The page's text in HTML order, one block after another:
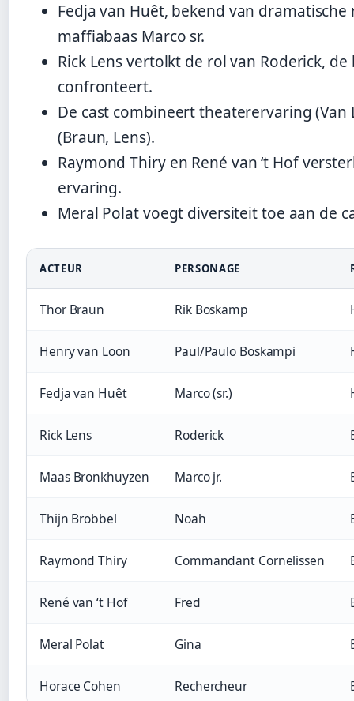
Fedja van Huêt, bekend van
maffiabaas Marco sr.
Rick Lens vertolkt de rol van Roderick,
confronteert.
De cast combineert theaterervaring
(Braun, Lens).
Raymond Thiry en René van ‘t Hof
ervaring.
Meral Polat voegt diversiteit toe aan de
ACTEUR PERSONAGE
Thor Braun Rik Boskamp
Henry van Loon Paul/Paulo Boskampi
Fedja van Huêt Marco (sr.)
Rick Lens Roderick
Maas Bronkhuyzen Marco jr.
Thijn Brobbel Noah
Raymond Thiry Commandant Cornelissen
René van ‘t Hof Fred
Meral Polat Gina
Horace Cohen Rechercheur